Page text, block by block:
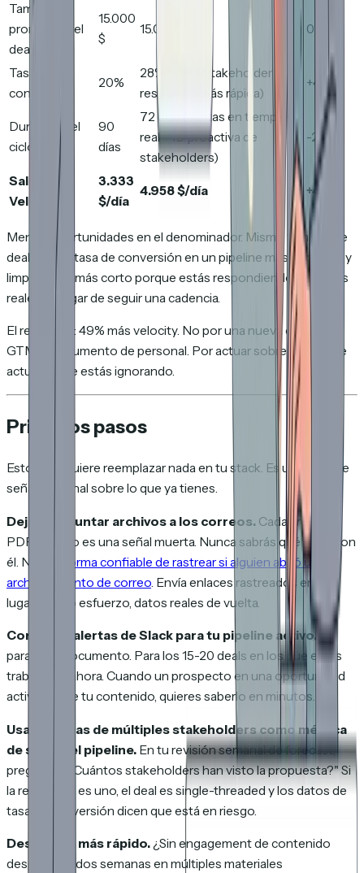
Tamaño
promedio del
deal
15.000
$
15.000 $ 0%
Tasa de
conversión
20%
28% (multi-stakeholder +
respuesta más rápida)
+40%
Duración del
ciclo
90
días
72 días (alertas en tiempo
real + ID proactiva de
stakeholders)
-20%
Sales
Velocity
3.333
$/día
4.958 $/día +49%
Menos oportunidades en el denominador. Mismo tamaño de
deal. Mayor tasa de conversión en un pipeline más pequeño y
limpio. Ciclo más corto porque estás respondiendo a señales
reales en lugar de seguir una cadencia.
El resultado: 49% más velocity. No por una nueva estrategia
GTM o un aumento de personal. Por actuar sobre datos que
actualmente estás ignorando.
Primeros pasos
Esto no requiere reemplazar nada en tu stack. Es una capa de
señal adicional sobre lo que ya tienes.
Deja de adjuntar archivos a los correos. Cada archivo
PDF adjunto es una señal muerta. Nunca sabrás qué pasó con
él. No hay
forma confiable de rastrear si alguien abrió un
archivo adjunto de correo. Envía enlaces rastreados en su
lugar. Mismo esfuerzo, datos reales de vuelta.
Configura alertas de Slack para tu pipeline activo. No
para cada documento. Para los 15-20 deals en los que estás
trabajando ahora. Cuando un prospecto en una oportunidad
activa reabre tu contenido, quieres saberlo en minutos.
Usa las vistas de múltiples stakeholders como métrica
de salud del pipeline. En tu revisión semanal de forecast,
pregunta: "¿Cuántos stakeholders han visto la propuesta?" Si
la respuesta es uno, el deal es single-threaded y los datos de
tasa de conversión dicen que está en riesgo.
Descalifica más rápido.¿Sin engagement de contenido
después de dos semanas en múltiples materiales